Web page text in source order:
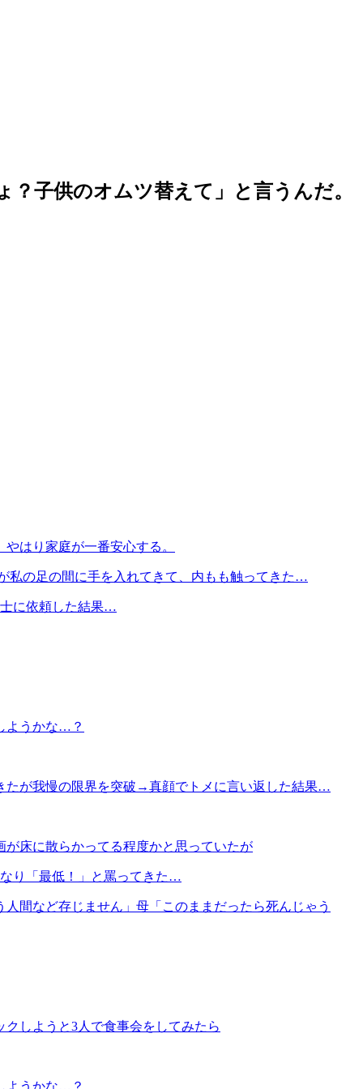
子供のオムツ替えて」と言うんだ。
はり家庭が一番安心する。
私の足の間に手を入れてきて、内もも触ってきた…
に依頼した結果…
ようかな…？
たが我慢の限界を突破→真顔でトメに言い返した結果…
が床に散らかってる程度かと思っていたが
り「最低！」と罵ってきた…
間など存じません」母「このままだったら死んじゃう
しようと3人で食事会をしてみたら
ようかな…？